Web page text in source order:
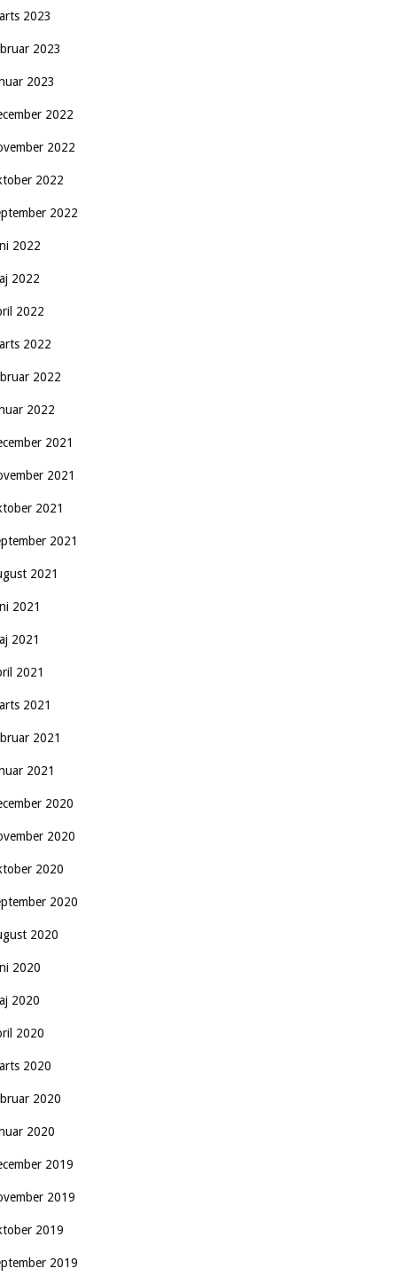
2023
2023
2023
2022
2022
2022
2022
2022
2022
2022
2022
2022
2022
2021
2021
2021
2021
2021
2021
2021
2021
2021
2021
2021
2020
2020
2020
2020
2020
2020
2020
2020
2020
2020
2020
2019
2019
2019
2019